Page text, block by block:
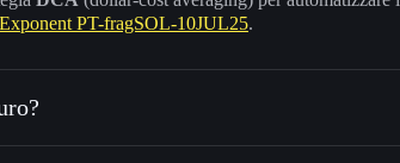
PT-fragSOL-10JUL25.